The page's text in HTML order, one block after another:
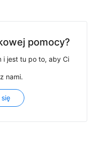
pomocy?
i jest tu po to, aby Ci
nami.